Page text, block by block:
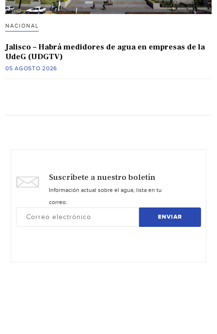
NACIONAL
Jalisco – Habrá medidores de agua en empresas de la
UdeG (UDGTV)
05 AGOSTO 2026
Suscríbete a nuestro boletín
Información actual sobre el agua, lista en tu
correo.
ENVIAR